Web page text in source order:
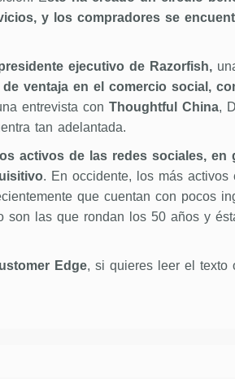
y los compradores se
ejecutivo de Razorfish,
ventaja en el comercio social,
entrevista con Thoughtful China,
tan adelantada.
activos de las redes sociales, en
. En occidente, los más activos
que cuentan con pocos
son las que rondan los 50 años y
Edge, si quieres leer el texto